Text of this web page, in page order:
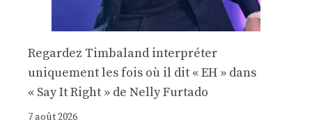
Regardez Timbaland interpréter
uniquement les fois où il dit « EH » dans
« Say It Right » de Nelly Furtado
7 août 2026